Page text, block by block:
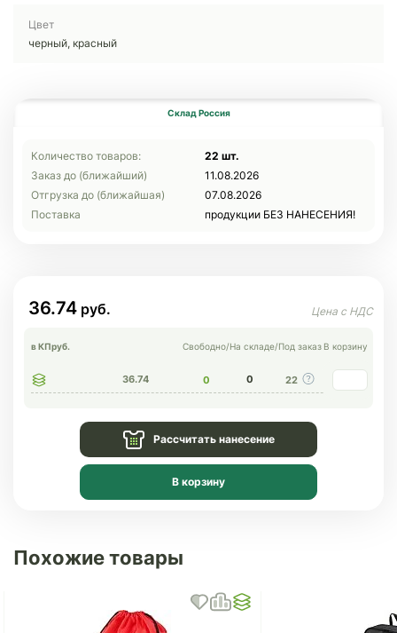
Цвет
черный, красный
Склад Россия
Количество товаров:
22 шт.
Заказ до (ближайший)
11.08.2026
Отгрузка до (ближайшая)
07.08.2026
Поставка
продукции БЕЗ НАНЕСЕНИЯ!
36.74
в КПруб. Свободно/На складе/Под заказ В корзину
36.74 0 0 22
Рассчитать нанесение
В корзину
Похожие товары